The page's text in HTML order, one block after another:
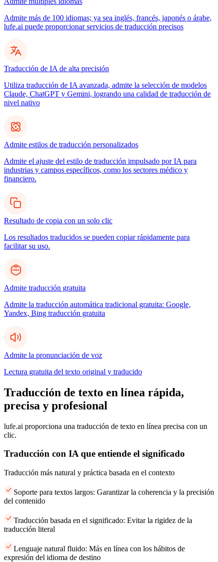
Admite más de 100 idiomas; ya sea inglés, francés, japonés o árabe,
lufe.ai puede proporcionar servicios de traducción precisos
Traducción de IA de alta precisión
Utiliza traducción de IA avanzada, admite la selección de modelos
Claude, ChatGPT y Gemini, logrando una calidad de traducción de
nivel nativo
Admite estilos de traducción personalizados
Admite el ajuste del estilo de traducción impulsado por IA para
industrias y campos específicos, como los sectores médico y
financiero.
Resultado de copia con un solo clic
Los resultados traducidos se pueden copiar rápidamente para
facilitar su uso.
Admite traducción gratuita
Admite la traducción automática tradicional gratuita: Google,
Yandex, Bing traducción gratuita
Admite la pronunciación de voz
Lectura gratuita del texto original y traducido
Traducción de texto en línea rápida,
precisa y profesional
lufe.ai proporciona una traducción de texto en línea precisa con un
clic.
Traducción con IA que entiende el significado
Traducción más natural y práctica basada en el contexto
Soporte para textos largos: Garantizar la coherencia y la precisión
del contenido
Traducción basada en el significado: Evitar la rigidez de la
traducción literal
Lenguaje natural fluido: Más en línea con los hábitos de
expresión del idioma de destino